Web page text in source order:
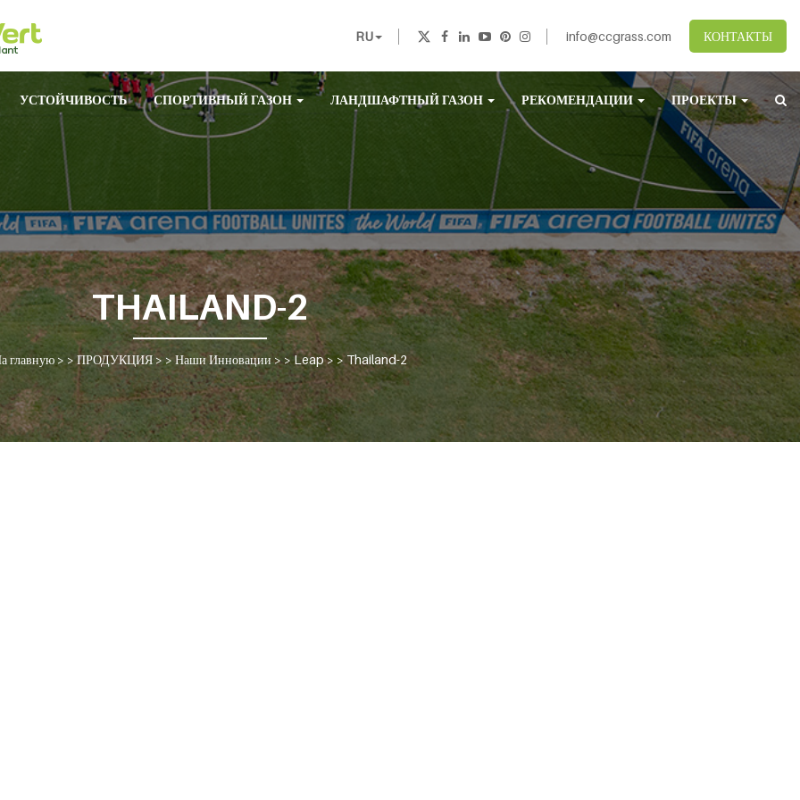
RU info@ccgrass.com КОНТАКТЫ
УСТОЙЧИВОСТЬ СПОРТИВНЫЙ ГАЗОН ЛАНДШАФТНЫЙ ГАЗОН РЕКОМЕНДАЦИИ ПРОЕКТЫ
THAILAND-2
главную > > ПРОДУКЦИЯ > >Наши Инновации> >Leap> >Thailand-2